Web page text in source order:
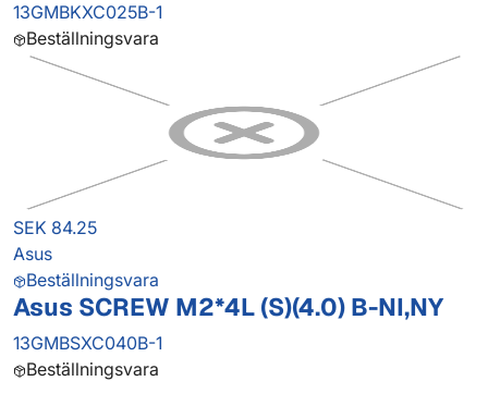
13GMBKXC025B-1
Beställningsvara
SEK 84.25
Asus
Beställningsvara
Asus SCREW M2*4L (S)(4.0) B-NI,NY
13GMBSXC040B-1
Beställningsvara